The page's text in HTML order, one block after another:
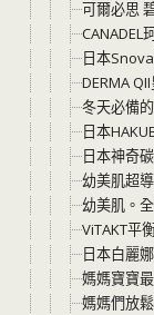
可爾必思
CANADEL
日本
DERMA
冬天必備
日本
日本神奇
幼美肌超
幼美肌。
ViTAKT平
日本白麗
媽媽寶寶
媽媽們放